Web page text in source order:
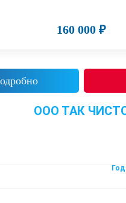
160 000 ₽
ООО ТАК